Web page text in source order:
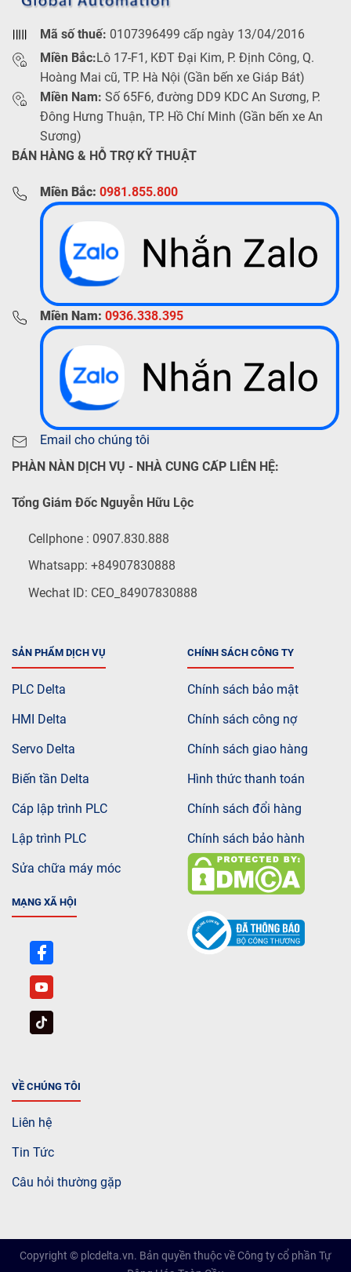
Mã số thuế: 0107396499 cấp ngày 13/04/2016
Miền Bắc:Lô 17-F1, KĐT Đại Kim, P. Định Công, Q.
Hoàng Mai cũ, TP. Hà Nội (Gần bến xe Giáp Bát)
Miền Nam: Số 65F6, đường DD9 KDC An Sương, P.
Đông Hưng Thuận, TP. Hồ Chí Minh (Gần bến xe An
Sương)
BÁN HÀNG & HỖ TRỢ KỸ THUẬT
Miền Bắc: 0981.855.800
Miền Nam: 0936.338.395
Email cho chúng tôi
PHÀN NÀN DỊCH VỤ - NHÀ CUNG CẤP LIÊN HỆ:
Tổng Giám Đốc Nguyễn Hữu Lộc
Cellphone : 0907.830.888
Whatsapp: +84907830888
Wechat ID: CEO_84907830888
SẢN PHẨM DỊCH VỤ
PLC Delta
HMI Delta
Servo Delta
Biến tần Delta
Cáp lập trình PLC
Lập trình PLC
Sửa chữa máy móc
MẠNG XÃ HỘI
CHÍNH SÁCH CÔNG TY
Chính sách bảo mật
Chính sách công nợ
Chính sách giao hàng
Hình thức thanh toán
Chính sách đổi hàng
Chính sách bảo hành
VỀ CHÚNG TÔI
Liên hệ
Tin Tức
Câu hỏi thường gặp
Copyright © plcdelta.vn. Bản quyền thuộc về Công ty cổ phần Tự